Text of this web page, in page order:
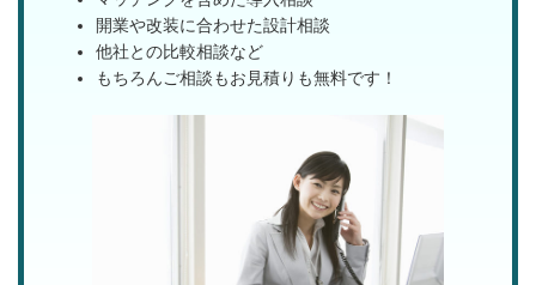
開業や改装に合わせた設計相談
他社との比較相談など
もちろんご相談もお見積りも無料です！